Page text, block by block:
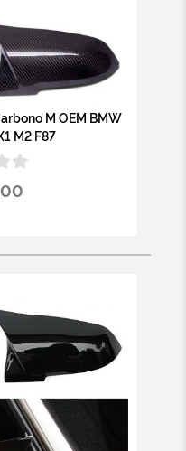
M OEM BMW
M2 F87